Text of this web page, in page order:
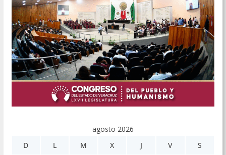
agosto 2026
D
L M X J V S